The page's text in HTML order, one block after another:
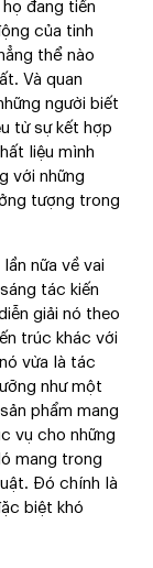
đang tiến
của tinh
thể nào
Và quan
người biết
từ sự kết hợp
liệu mình
với những
tượng trong
nữa về vai
tác kiến
giải nó theo
trúc khác với
vừa là tác
như một
phẩm mang
vụ cho những
mang trong
Đó chính là
biệt khó